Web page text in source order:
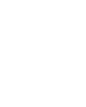
Á - Âu
Lounge & Bar có
nhu cầu khác
hình hiển thị
cùng các tiện ích